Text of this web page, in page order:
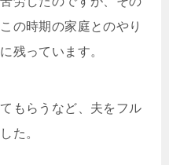
の時期の家庭とのやり
残っています。
もらうなど、夫をフル
た。